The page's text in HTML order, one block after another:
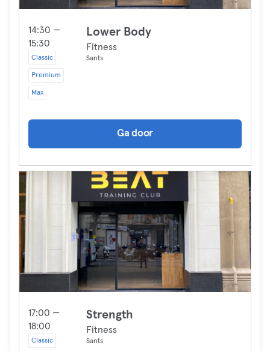
14:30 —
15:30
Classic
Premium
Max
Lower Body
Fitness
Sants
Ga door
17:00 —
18:00
Classic
Strength
Fitness
Sants